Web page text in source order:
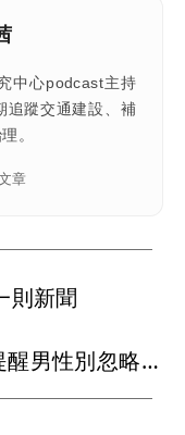
中心podcast主持
追蹤交通建設、補
。
章
則新聞
拜登罹前列腺癌骨轉移 醫提醒男性別忽略這些警訊